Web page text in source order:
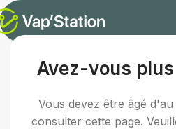
Avez-vous plus
Vous devez être âgé
consulter cette page.
Accueil /Cigarette électronique
Résistance e-cigarette